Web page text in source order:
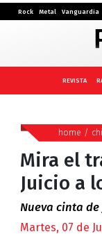
Rock Metal Vanguardia
REVISTA
home /
Mira el
Juicio a
Nueva cinta
Martes, 07 de